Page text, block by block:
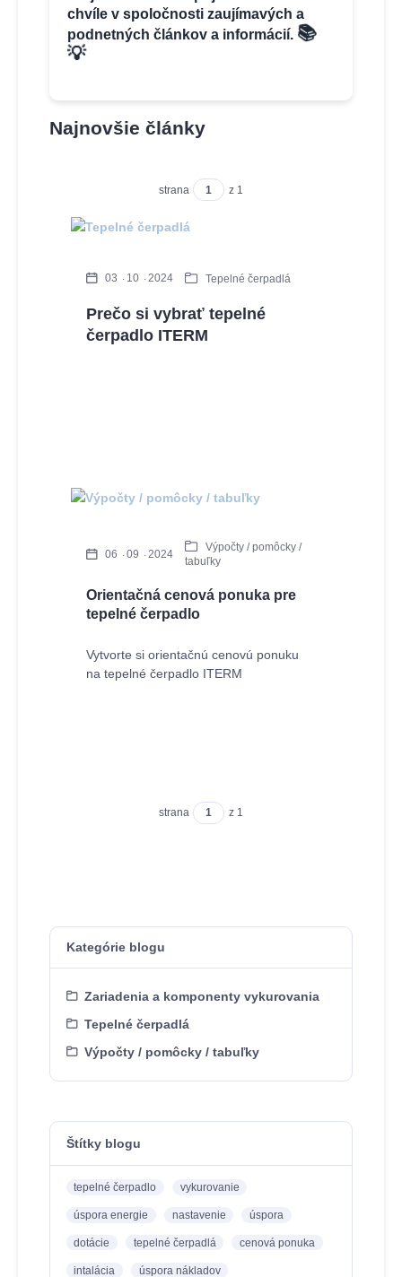
Kategórie blogu
Zariadenia a komponenty vykurovania
Tepelné čerpadlá
Výpočty / pomôcky / tabuľky
Štítky blogu
tepelné čerpadlo vykurovanie
úspora energie nastavenie úspora
dotácie tepelné čerpadlá cenová ponuka
intalácia úspora nákladov
chvíle v spoločnosti zaujímavých a
podnetných článkov a informácií. 📚
💡
Najnovšie články
strana z 1
Prečo si vybrať tepelné
čerpadlo ITERM
03 10 2024 Tepelné čerpadlá
Orientačná cenová ponuka pre
tepelné čerpadlo
06 09 2024
Výpočty / pomôcky /
tabuľky
Vytvorte si orientačnú cenovú ponuku
na tepelné čerpadlo ITERM
strana z 1